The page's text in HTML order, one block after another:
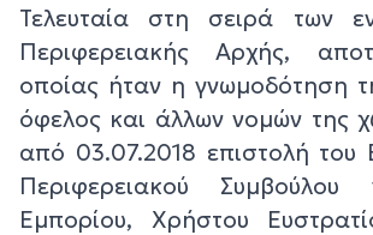
Τελευταία στη σειρά των
Περιφερειακής Αρχής,
οποίας ήταν η γνωμοδότηση
όφελος και άλλων νομών της
από 03.07.2018 επιστολή του
Περιφερειακού
Εμπορίου, Χρήστου